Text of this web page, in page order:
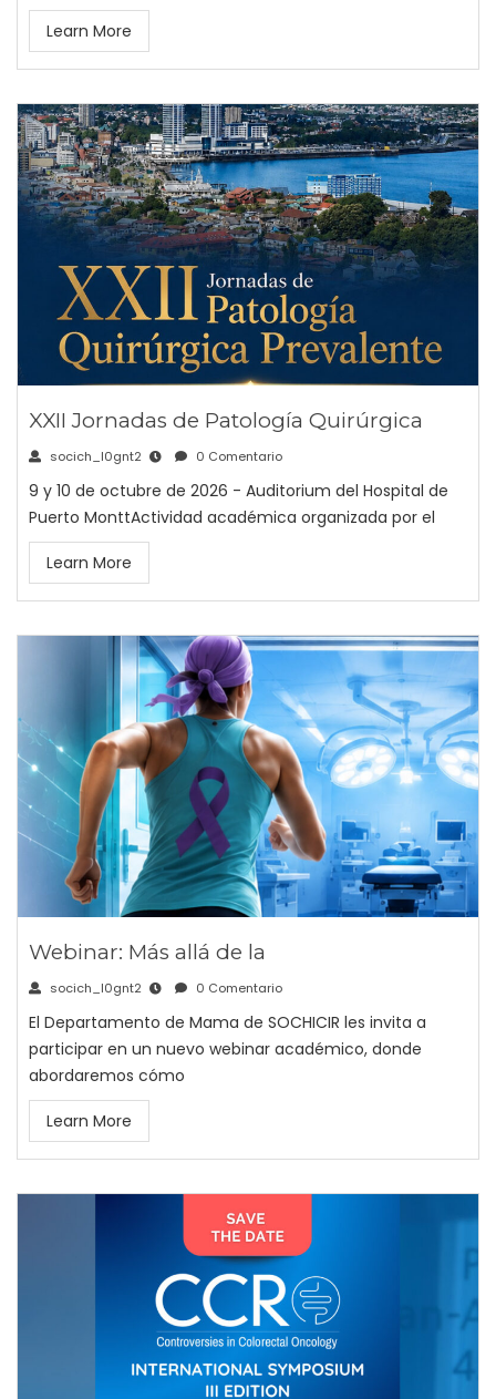
Learn More
XXII Jornadas de Patología Quirúrgica
socich_l0gnt2 0 Comentario
9 y 10 de octubre de 2026 - Auditorium del Hospital de
Puerto MonttActividad académica organizada por el
Learn More
Webinar: Más allá de la
socich_l0gnt2 0 Comentario
El Departamento de Mama de SOCHICIR les invita a
participar en un nuevo webinar académico, donde
abordaremos cómo
Learn More